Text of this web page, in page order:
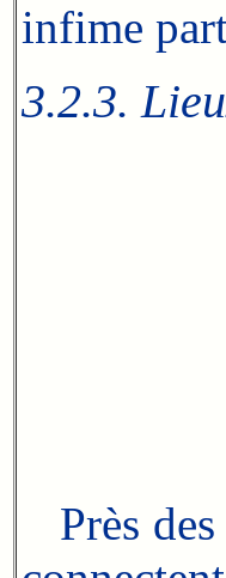
infime
3.2.3.
Près